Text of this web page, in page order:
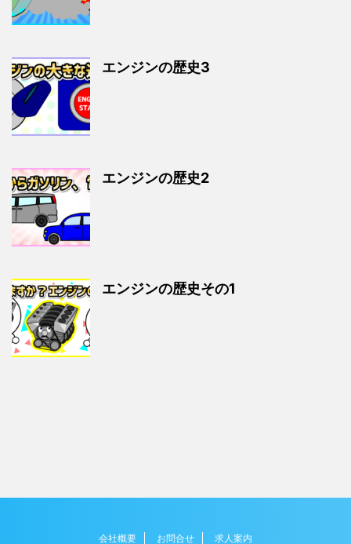
エンジンの歴史3
エンジンの歴史2
エンジンの歴史その1
会社概要 お問合せ 求人案内